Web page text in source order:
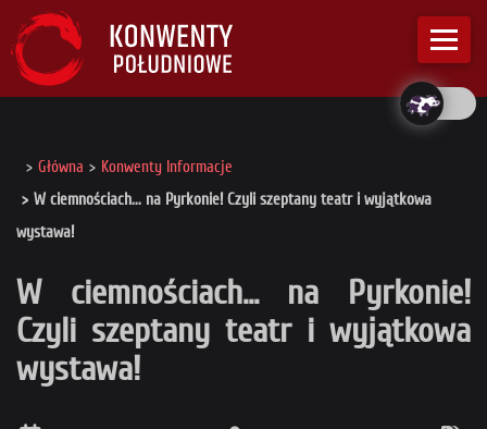
Główna
Konwenty Informacje
W ciemnościach... na Pyrkonie! Czyli szeptany teatr i wyjątkowa
wystawa!
W ciemnościach... na Pyrkonie!
Czyli szeptany teatr i wyjątkowa
wystawa!